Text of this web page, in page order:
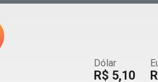
Dólar
R$ 5,10